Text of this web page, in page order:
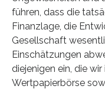
führen, dass die
Finanzlage, die
Gesellschaft
Einschätzungen
diejenigen ein, die
Wertpapierbörse